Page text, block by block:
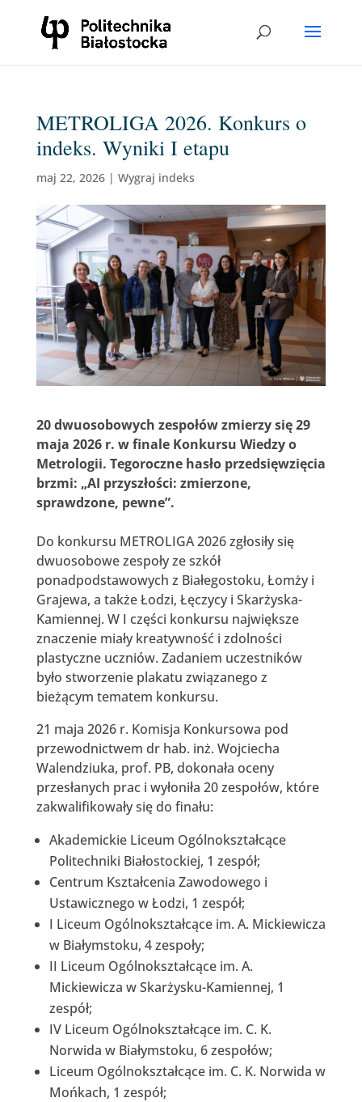
METROLIGA 2026. Konkurs o
indeks. Wyniki I etapu
maj 22, 2026| Wygraj indeks
20 dwuosobowych zespołów zmierzy się 29
maja 2026 r. w finale Konkursu Wiedzy o
Metrologii. Tegoroczne hasło przedsięwzięcia
brzmi: „AI przyszłości: zmierzone,
sprawdzone, pewne”.
Do konkursu METROLIGA 2026 zgłosiły się
dwuosobowe zespoły ze szkół
ponadpodstawowych z Białegostoku, Łomży i
Grajewa, a także Łodzi, Łęczycy i Skarżyska-
Kamiennej. W I części konkursu największe
znaczenie miały kreatywność i zdolności
plastyczne uczniów. Zadaniem uczestników
było stworzenie plakatu związanego z
bieżącym tematem konkursu.
21 maja 2026 r. Komisja Konkursowa pod
przewodnictwem dr hab. inż. Wojciecha
Walendziuka, prof. PB, dokonała oceny
przesłanych prac i wyłoniła 20 zespołów, które
zakwalifikowały się do finału:
Akademickie Liceum Ogólnokształcące
Politechniki Białostockiej, 1 zespół;
Centrum Kształcenia Zawodowego i
Ustawicznego w Łodzi, 1 zespół;
I Liceum Ogólnokształcące im. A. Mickiewicza
w Białymstoku, 4 zespoły;
II Liceum Ogólnokształcące im. A.
Mickiewicza w Skarżysku-Kamiennej, 1
zespół;
IV Liceum Ogólnokształcące im. C. K.
Norwida w Białymstoku, 6 zespołów;
Liceum Ogólnokształcące im. C. K. Norwida w
Mońkach, 1 zespół;